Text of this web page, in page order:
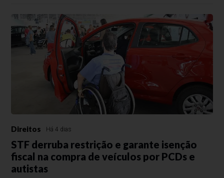
Direitos Há 4 dias
STF derruba restrição e garante isenção
fiscal na compra de veículos por PCDs e
autistas